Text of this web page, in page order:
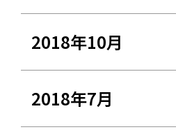
2018年10月
2018年7月